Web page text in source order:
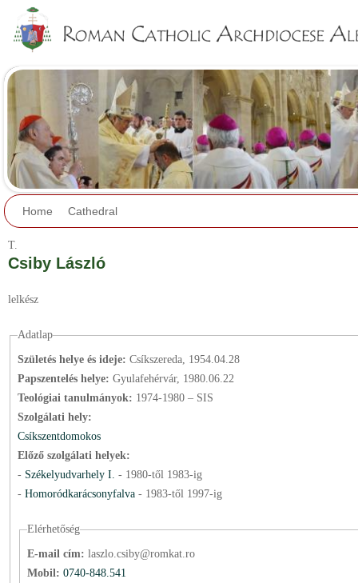
Home Cathedral
T.
Csiby László
lelkész
Adatlap
Születés helye és ideje: Csíkszereda, 1954.04.28
Papszentelés helye: Gyulafehérvár, 1980.06.22
Teológiai tanulmányok: 1974-1980 – SIS
Szolgálati hely:
Csíkszentdomokos
Előző szolgálati helyek:
- Székelyudvarhely I. - 1980-től 1983-ig
- Homoródkarácsonyfalva - 1983-től 1997-ig
Elérhetőség
E-mail cím: laszlo.csiby@romkat.ro
Mobil: 0740-848.541